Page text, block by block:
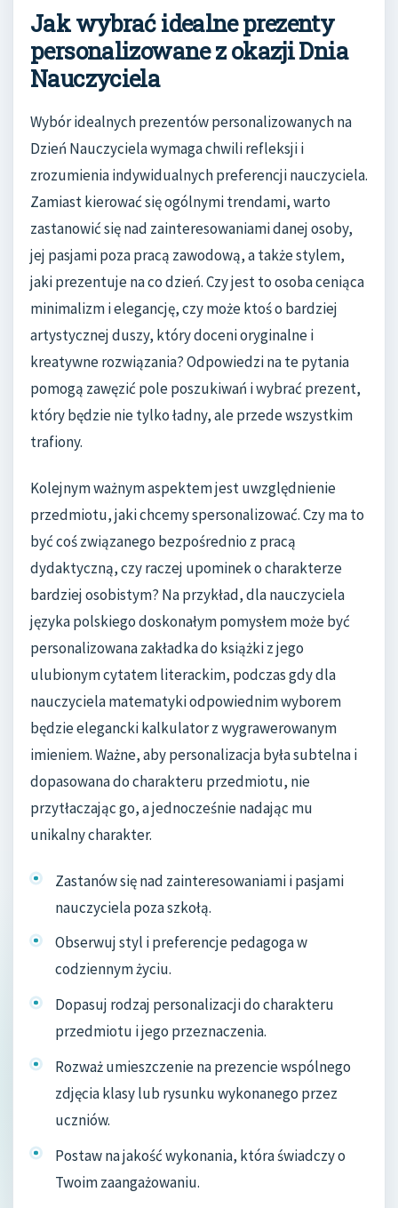
Jak wybrać idealne prezenty
personalizowane z okazji Dnia
Nauczyciela
Wybór idealnych prezentów personalizowanych na
Dzień Nauczyciela wymaga chwili refleksji i
zrozumienia indywidualnych preferencji nauczyciela.
Zamiast kierować się ogólnymi trendami, warto
zastanowić się nad zainteresowaniami danej osoby,
jej pasjami poza pracą zawodową, a także stylem,
jaki prezentuje na co dzień. Czy jest to osoba ceniąca
minimalizm i elegancję, czy może ktoś o bardziej
artystycznej duszy, który doceni oryginalne i
kreatywne rozwiązania? Odpowiedzi na te pytania
pomogą zawęzić pole poszukiwań i wybrać prezent,
który będzie nie tylko ładny, ale przede wszystkim
trafiony.
Kolejnym ważnym aspektem jest uwzględnienie
przedmiotu, jaki chcemy spersonalizować. Czy ma to
być coś związanego bezpośrednio z pracą
dydaktyczną, czy raczej upominek o charakterze
bardziej osobistym? Na przykład, dla nauczyciela
języka polskiego doskonałym pomysłem może być
personalizowana zakładka do książki z jego
ulubionym cytatem literackim, podczas gdy dla
nauczyciela matematyki odpowiednim wyborem
będzie elegancki kalkulator z wygrawerowanym
imieniem. Ważne, aby personalizacja była subtelna i
dopasowana do charakteru przedmiotu, nie
przytłaczając go, a jednocześnie nadając mu
unikalny charakter.
Zastanów się nad zainteresowaniami i pasjami
nauczyciela poza szkołą.
Obserwuj styl i preferencje pedagoga w
codziennym życiu.
Dopasuj rodzaj personalizacji do charakteru
przedmiotu i jego przeznaczenia.
Rozważ umieszczenie na prezencie wspólnego
zdjęcia klasy lub rysunku wykonanego przez
uczniów.
Postaw na jakość wykonania, która świadczy o
Twoim zaangażowaniu.